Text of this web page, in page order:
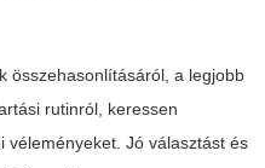
összehasonlításáról, a legjobb
rutinról, keressen
véleményeket. Jó választást és